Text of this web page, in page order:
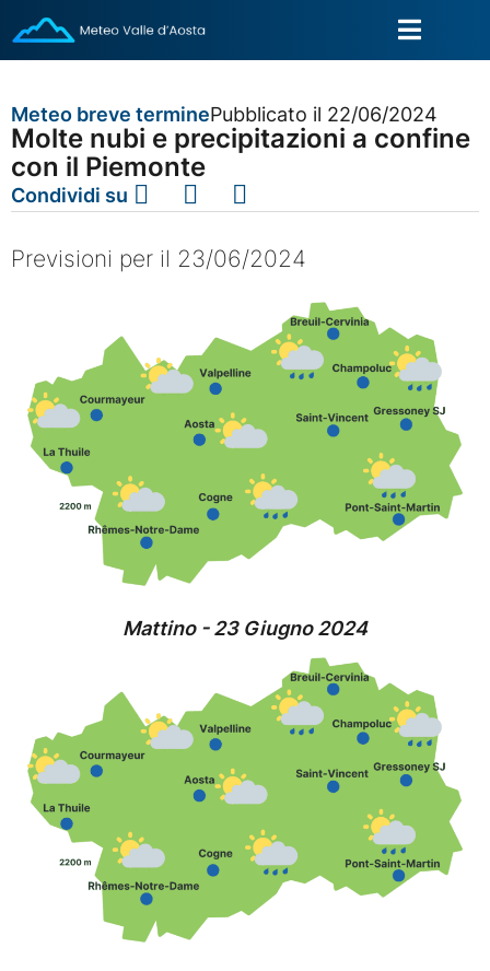
Meteo breve terminePubblicato il 22/06/2024
Molte nubi e precipitazioni a confine
con il Piemonte
Condividi su
Previsioni per il 23/06/2024
Mattino - 23 Giugno 2024